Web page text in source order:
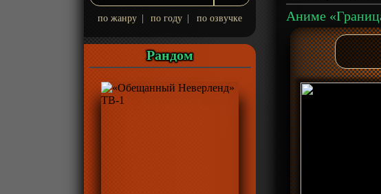
по жанру по году по озвучке
Рандом